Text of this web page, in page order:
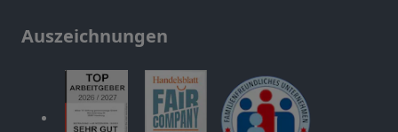
Auszeichnungen